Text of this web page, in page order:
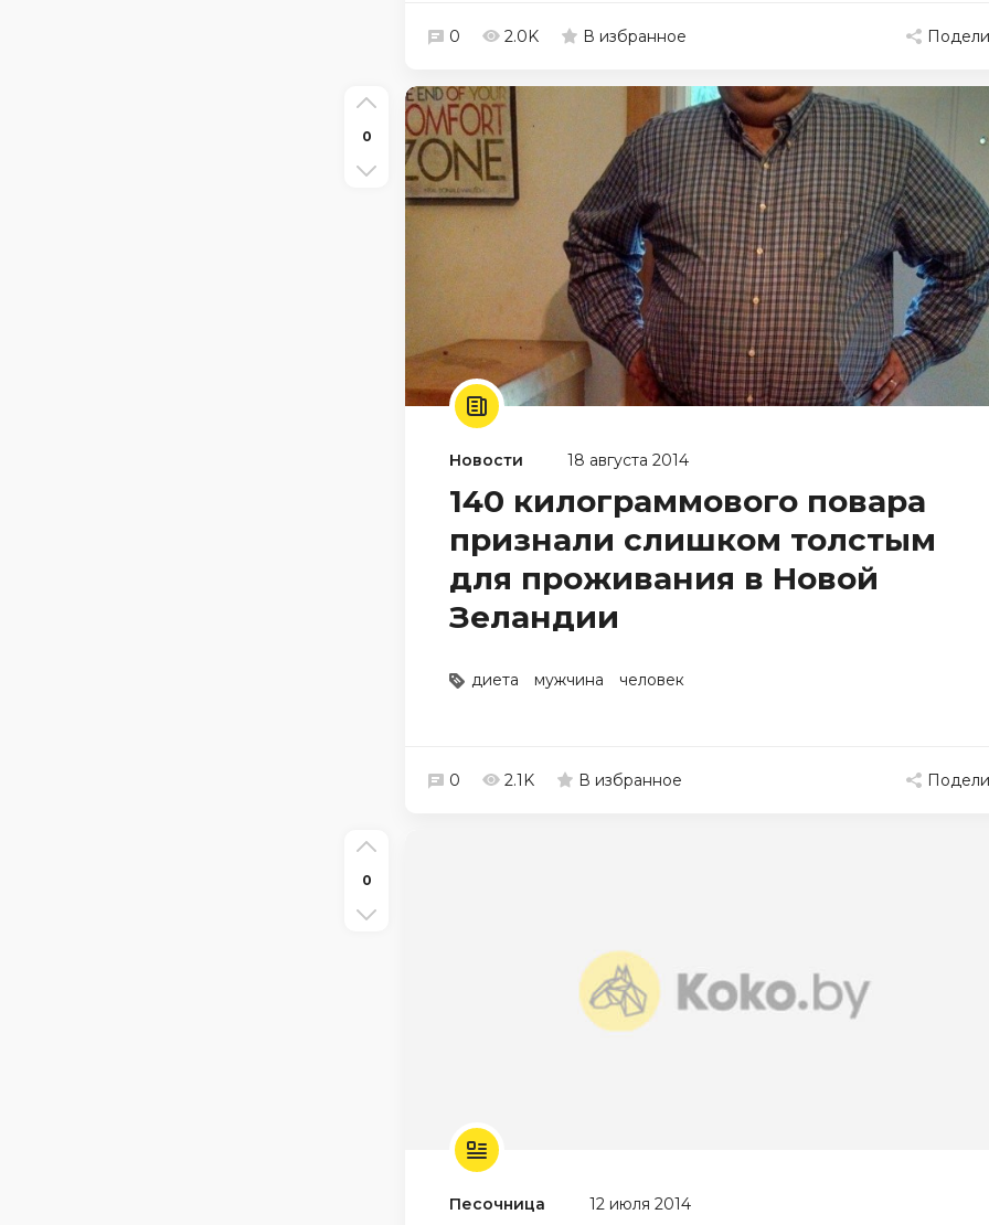
0 2.0K В избранное
0
Новости 18 августа 2014
140 килограммового повара
признали слишком толстым
для проживания в Новой
Зеландии
диета мужчина человек
0 2.1K В избранное
0
Песочница 12 июля 2014